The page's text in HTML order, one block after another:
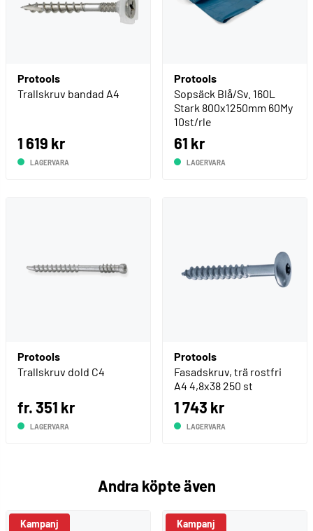
Protools
Trallskruv bandad A4
1 619 kr
LAGERVARA
Protools
Sopsäck Blå/Sv. 160L
Stark 800x1250mm 60My
10st/rle
61 kr
LAGERVARA
Protools
Trallskruv dold C4
fr. 351 kr
LAGERVARA
Protools
Fasadskruv, trä rostfri
A4 4,8x38 250 st
1 743 kr
LAGERVARA
Andra köpte även
Kampanj Kampanj